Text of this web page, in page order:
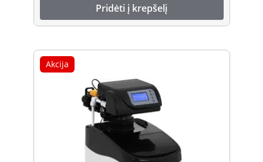
Pridėti į krepšelį
Akcija